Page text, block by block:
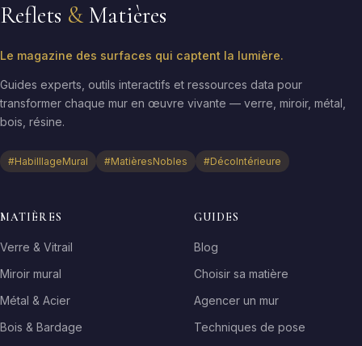
Reflets & Matières
Le magazine des surfaces qui captent la lumière.
Guides experts, outils interactifs et ressources data pour
transformer chaque mur en œuvre vivante — verre, miroir, métal,
bois, résine.
#HabilllageMural #MatièresNobles #DécoIntérieure
MATIÈRES
Verre & Vitrail
Miroir mural
Métal & Acier
Bois & Bardage
GUIDES
Blog
Choisir sa matière
Agencer un mur
Techniques de pose